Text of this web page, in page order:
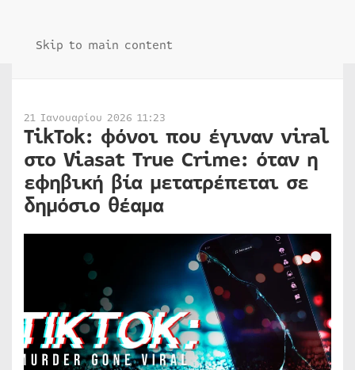
Skip to main content
21 Ιανουαρίου 2026 11:23
TikTok: φόνοι που έγιναν viral
στο Viasat True Crime: όταν η
εφηβική βία μετατρέπεται σε
δημόσιο θέαμα